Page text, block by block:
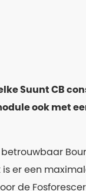
Suunt CB
ook met
er een
de